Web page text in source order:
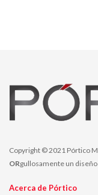
Copyright © 2021 Pórtico
ORgullosamente un
Acerca de Pórtico